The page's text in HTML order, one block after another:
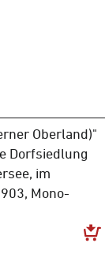
Oberland)"
Dorfsiedlung
im
Mono-